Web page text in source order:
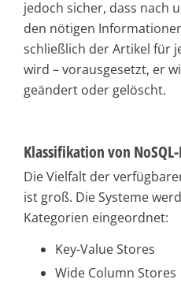
jedoch sicher, dass nach
den nötigen
schließlich der Artikel für
wird – vorausgesetzt, er
geändert oder gelöscht.
Klassifikation von
Die Vielfalt der
ist groß. Die Systeme
Kategorien eingeordnet:
Key-Value Stores
Wide Column Stores